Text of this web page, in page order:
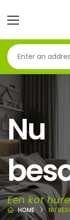
Nu
Een kot
HOME NU